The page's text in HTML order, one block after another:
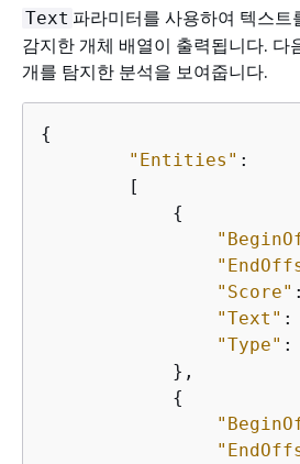
Text 파라미터를 사용하여 텍스트
감지한 개체 배열이 출력됩니다. 다
개를 탐지한 분석을 보여줍니다.
{
"Entities" :
        [
{
"Score"
"Text" :
"Type" :
            },
{